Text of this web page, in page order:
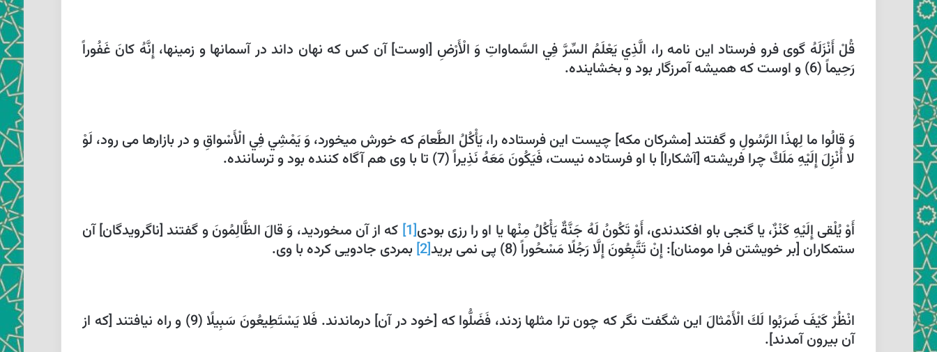
قُلْ أَنْزَلَهُ‏ گوى فرو فرستاد اين نامه را، الَّذِي يَعْلَمُ السِّرَّ فِي السَّماواتِ وَ الْأَرْضِ‏ [اوست‏] آن كس كه نهان داند در آسمانها و زمينها، إِنَّهُ كانَ غَفُوراً
رَحِيماً (6) و اوست كه هميشه آمرزگار بود و بخشاينده.
وَ قالُوا ما لِهذَا الرَّسُولِ‏ و گفتند [مشركان مكه‏] چيست اين فرستاده را، يَأْكُلُ الطَّعامَ‏ كه خورش ميخورد، وَ يَمْشِي فِي الْأَسْواقِ‏ و در بازارها مى‏ رود، لَوْ
لا أُنْزِلَ إِلَيْهِ مَلَكٌ‏ چرا فريشته [آشكارا] با او فرستاده نيست، فَيَكُونَ مَعَهُ نَذِيراً (7) تا با وى هم آگاه كننده بود و ترساننده.
أَوْ يُلْقى‏ إِلَيْهِ كَنْزٌ، يا گنجى باو افكندندى، أَوْ تَكُونُ لَهُ جَنَّةٌ يَأْكُلُ مِنْها يا او را رزى بودى‏[1]
كه از آن مى‏خورديد، وَ قالَ الظَّالِمُونَ‏ و گفتند [ناگرويدگان‏] آن
ستمكاران [بر خويشتن فرا مومنان‏]: إِنْ تَتَّبِعُونَ إِلَّا رَجُلًا مَسْحُوراً (8) پى نمى ‏بريد
[2] بمردى جادويى كرده با وى.
انْظُرْ كَيْفَ ضَرَبُوا لَكَ الْأَمْثالَ‏ اين شگفت نگر كه چون ترا مثلها زدند، فَضَلُّوا كه [خود در آن‏] درماندند. فَلا يَسْتَطِيعُونَ سَبِيلًا (9) و راه نيافتند [كه از
آن بيرون آمدند].